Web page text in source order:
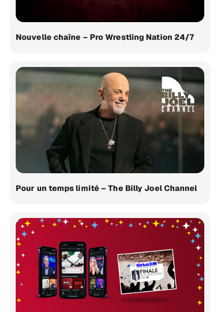
Nouvelle chaîne – Pro Wrestling Nation 24/7
Pour un temps limité – The Billy Joel Channel